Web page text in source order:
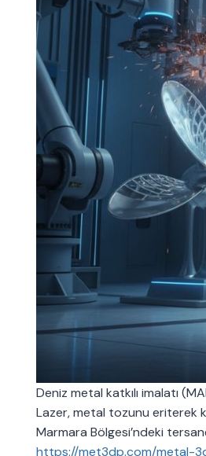
Deniz metal katkılı imalatı
Lazer, metal tozunu eriterek
Marmara Bölgesi’ndeki
https://met3dp.com/metal-